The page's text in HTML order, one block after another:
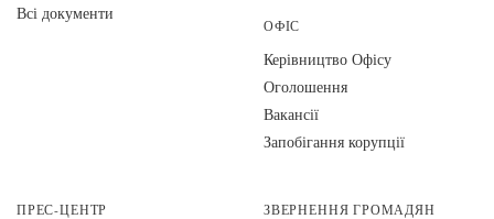
Всі документи
ОФІС
Керівництво Офісу
Оголошення
Вакансії
Запобігання корупції
ПРЕС-ЦЕНТР ЗВЕРНЕННЯ ГРОМАДЯН